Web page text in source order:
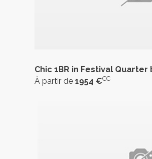
Chic 1BR in Festival Quarter
À partir de 1954 €CC